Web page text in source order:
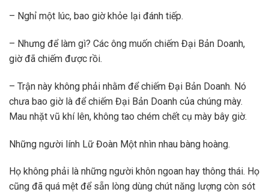
– Nghỉ một lúc, bao giờ khỏe lại đánh tiếp.
– Nhưng để làm gì? Các ông muốn chiếm Đại Bản Doanh,
giờ đã chiếm được rồi.
– Trận này không phải nhằm để chiếm Đại Bản Doanh. Nó
chưa bao giờ là để chiếm Đại Bản Doanh của chúng mày.
Mau nhặt vũ khí lên, không tao chém chết cụ mày bây giờ.
Những người lính Lữ Đoàn Một nhìn nhau bàng hoàng.
Họ không phải là những người khôn ngoan hay thông thái. Họ
cũng đã quá mệt để sẵn lòng dùng chút năng lượng còn sót